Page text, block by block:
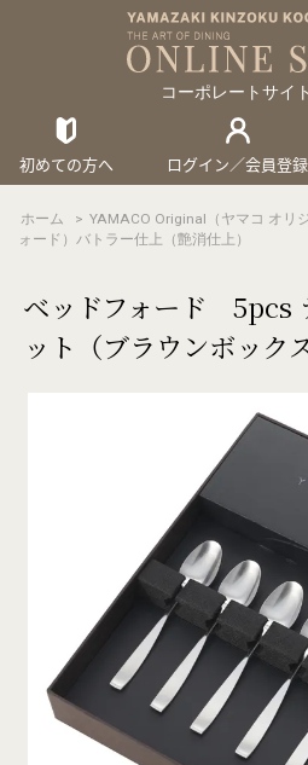
コーポレートサイ
初めての方へ ログイン／会員登録
ホーム > YAMACO Original（ヤマコ オリジ
ォード）バトラー仕上（艶消仕上）
ベッドフォード 5pcs
ット（ブラウンボックス